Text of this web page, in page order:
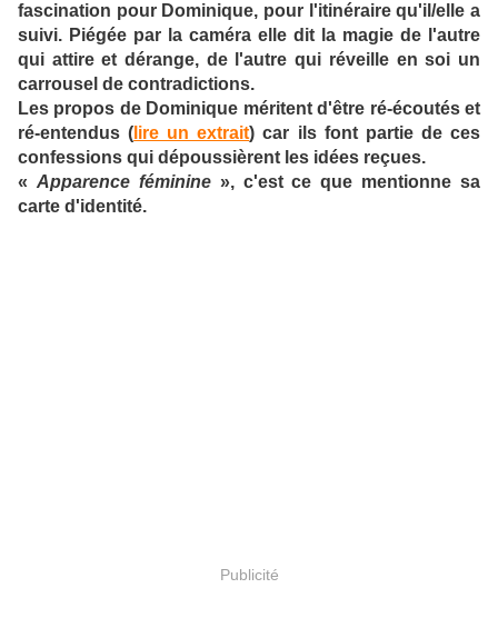
fascination pour Dominique, pour l'itinéraire qu'il/elle a
suivi. Piégée par la caméra elle dit la magie de l'autre
qui attire et dérange, de l'autre qui réveille en soi un
carrousel de contradictions.
Les propos de Dominique méritent d'être ré-écoutés et
ré-entendus ( lire un extrait) car ils font partie de ces
confessions qui dépoussièrent les idées reçues.
« Apparence féminine», c'est ce que mentionne sa
carte d'identité.
Publicité